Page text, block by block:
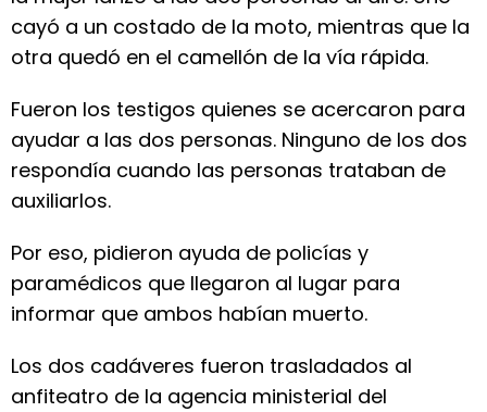
cayó a un costado de la moto, mientras que la
otra quedó en el camellón de la vía rápida.
Fueron los testigos quienes se acercaron para
ayudar a las dos personas. Ninguno de los dos
respondía cuando las personas trataban de
auxiliarlos.
Por eso, pidieron ayuda de policías y
paramédicos que llegaron al lugar para
informar que ambos habían muerto.
Los dos cadáveres fueron trasladados al
anfiteatro de la agencia ministerial del